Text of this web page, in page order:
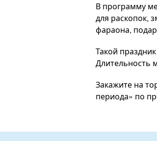
В программу
для раскопок,
фараона,
Такой
Длительность
Закажите на
периода» по